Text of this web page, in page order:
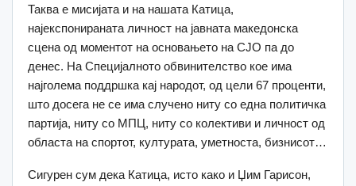
Таква е мисијата и на нашата Катица,
најекспонираната личност на јавната македонска
сцена од моментот на основањето на СЈО па до
денес. На Специјалното обвинителство кое има
најголема поддршка кај народот, од цели 67 проценти,
што досега не се има случено ниту со една политичка
партија, ниту со МПЦ, ниту со колективи и личност од
областа на спортот, културата, уметноста, бизнисот…
Сигурен сум дека Катица, исто како и Џим Гарисон,